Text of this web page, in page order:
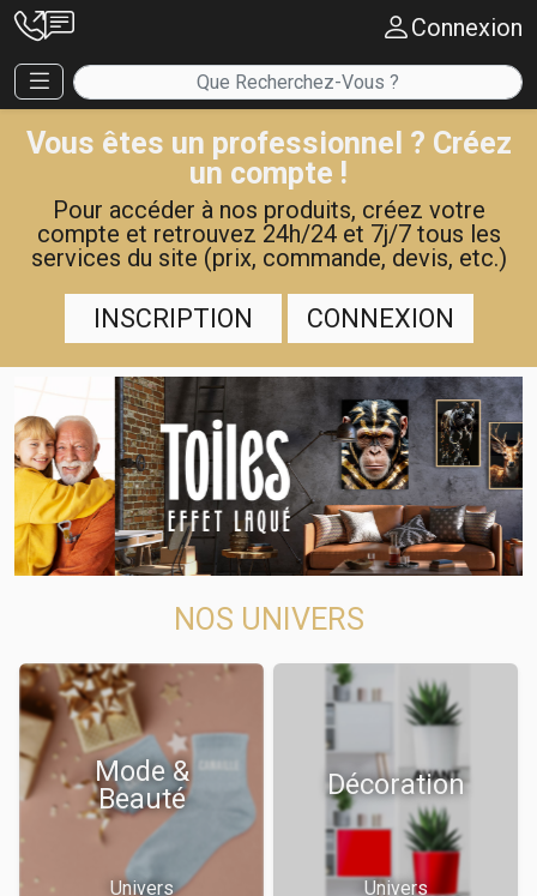
Connexion
Vous êtes un professionnel ? Créez
un compte !
Pour accéder à nos produits, créez votre
compte et retrouvez 24h/24 et 7j/7 tous les
services du site (prix, commande, devis, etc.)
INSCRIPTION CONNEXION
NOS UNIVERS
Mode &
Beauté
Univers
Décoration
Univers